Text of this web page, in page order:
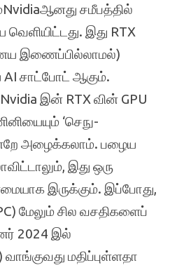
சமீபத்தில்
இது RTX
இணைப்பில்லாமல்)
AI சாட்போட் ஆகும்.
இன் RTX வின் GPU
‘செநு-
அழைக்கலாம். பழைய
இது ஒரு
இருக்கும். இப்போது,
மேலும் சில வசதிகளைப்
2024 இல்
மதிப்புள்ளதா